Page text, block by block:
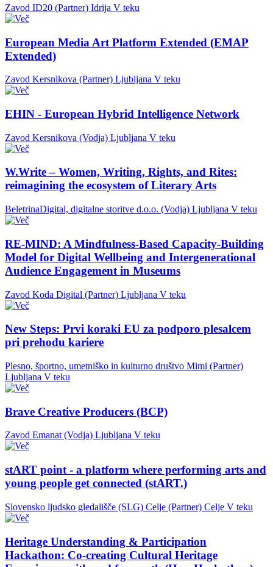
Zavod ID20 (Partner) Idrija V teku
European Media Art Platform Extended (EMAP
Extended)
Zavod Kersnikova (Partner) Ljubljana V teku
EHIN - European Hybrid Intelligence Network
Zavod Kersnikova (Vodja) Ljubljana V teku
W.Write – Women, Writing, Rights, and Rites:
reimagining the ecosystem of Literary Arts
BeletrinaDigital, digitalne storitve d.o.o. (Vodja) Ljubljana V teku
RE-MIND: A Mindfulness-Based Capacity-Building
Model for Digital Wellbeing and Intergenerational
Audience Engagement in Museums
Zavod Koda Digital (Partner) Ljubljana V teku
New Steps: Prvi koraki EU za podporo plesalcem
pri prehodu kariere
Plesno, športno, umetniško in kulturno društvo Mimi (Partner)
Ljubljana V teku
Brave Creative Producers (BCP)
Zavod Emanat (Vodja) Ljubljana V teku
stART point - a platform where performing arts and
young people get connected (stART.)
Slovensko ljudsko gledališče (SLG) Celje (Partner) Celje V teku
Heritage Understanding & Participation
Hackathon: Co-creating Cultural Heritage